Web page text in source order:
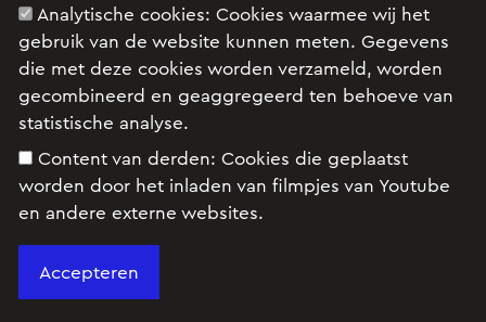
Dit artikel gaat over meerdere dimensies en
tennisballen.
Wat meerdere dimensies zijn gaan we straks
Analytische cookies: Cookies waarmee wij het
gebruik van de website kunnen meten. Gegevens
die met deze cookies worden verzameld, worden
gecombineerd en geaggregeerd ten behoeve van
statistische analyse.
Content van derden: Cookies die geplaatst
worden door het inladen van filmpjes van Youtube
en andere externe websites.